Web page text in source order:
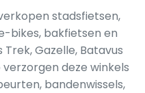
stadsfietsen,
bikes, bakfietsen en
Gazelle, Batavus
deze winkels
bandenwissels,